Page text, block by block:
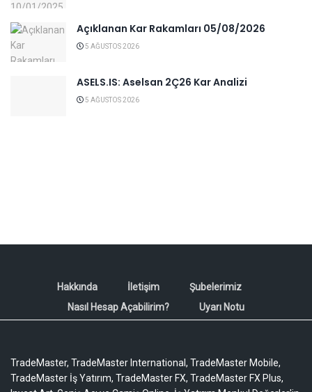
Açıklanan Kar Rakamları 05/08/2026
5 AĞUSTOS 2026
ASELS.IS: Aselsan 2Ç26 Kar Analizi
5 AĞUSTOS 2026
Hakkında İletişim
Şubelerimiz
Nasıl Hesap Açabilirim?
Uyarı Notu
TradeMaster, TradeMaster International, TradeMaster Mobile,
TradeMaster İş Yatırım, TradeMaster FX, TradeMaster FX Plus,